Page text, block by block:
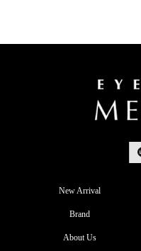
New Arrival
Brand
About Us